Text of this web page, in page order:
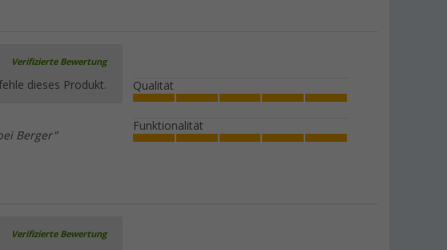
Verifizierte Bewertung
dieses Produkt.
Berger"
Qualität
Funktionalität
Verifizierte Bewertung